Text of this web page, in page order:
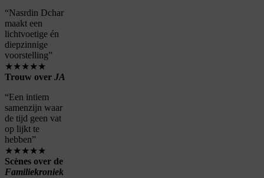
“Nasrdin Dchar
maakt een
lichtvoetige én
diepzinnige
voorstelling”
★★★★★
Trouw over JA
“Een intiem
samenzijn waar
de tijd geen vat
op lijkt te
hebben”
★★★★★
Scènes over de
Familiekroniek